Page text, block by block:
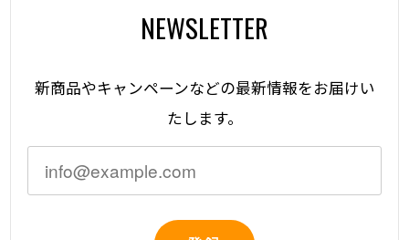
NEWSLETTER
新商品やキャンペーンなどの最新情報をお届けい
たします。